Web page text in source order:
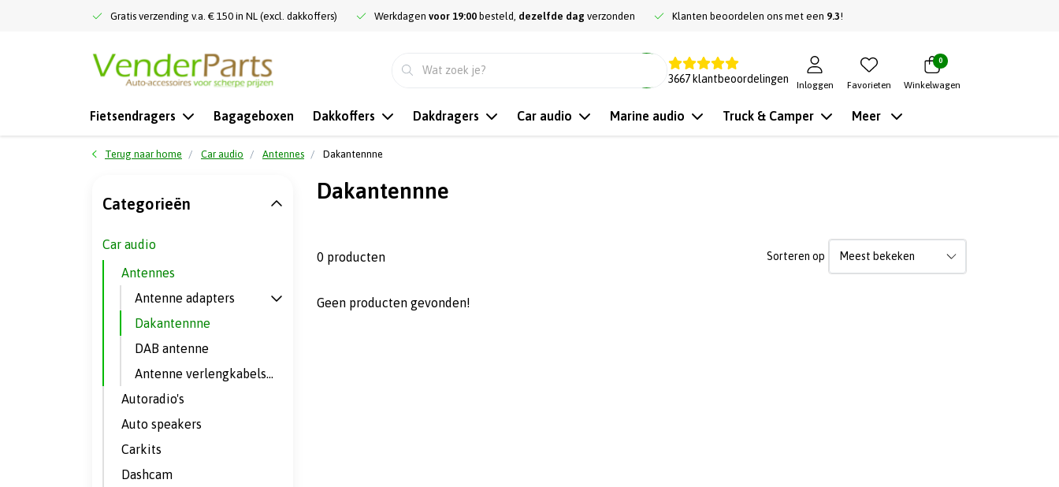
Gratis verzending v.a. € 150 in NL (excl. dakkoffers) Werkdagen voor 19:00 besteld, dezelfde dag verzonden Klanten beoordelen ons met een 9.3!
3667 klantbeoordelingen
Inloggen Favorieten
0
Winkelwagen
Fietsendragers Bagageboxen Dakkoffers Dakdragers Car audio Marine audio Truck & Camper Meer
Terug naar home Car audio Antennes Dakantennne
Dakantennne
0 producten Sorteren op
Geen producten gevonden!
Categorieën
Car audio
Antennes
Antenne adapters
Dakantennne
DAB antenne
Antenne verlengkabels en adapterkabels
Autoradio's
Auto speakers
Carkits
Dashcam